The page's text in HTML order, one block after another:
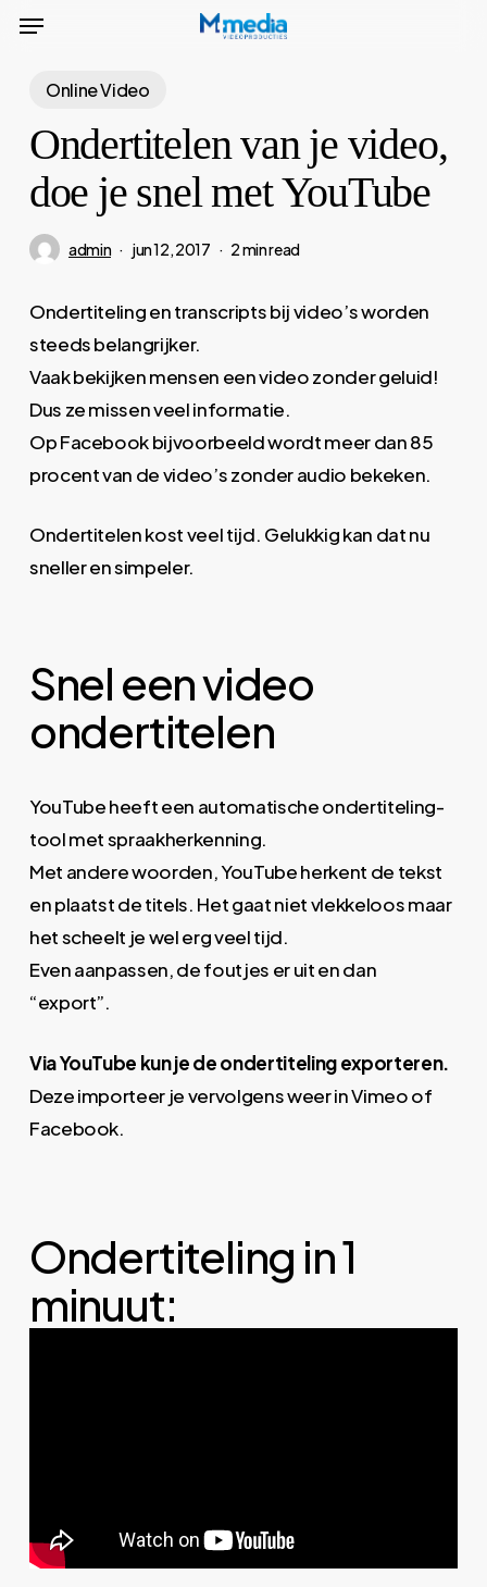
SkipMenu
Online Video
Ondertitelen van je video,
doe je snel met YouTube
admin jun 12, 2017 2 min read
Ondertiteling en transcripts bij video’s worden
steeds belangrijker.
Vaak bekijken mensen een video zonder geluid!
Dus ze missen veel informatie.
Op Facebook bijvoorbeeld wordt meer dan 85
procent van de video’s zonder audio bekeken.
Ondertitelen kost veel tijd. Gelukkig kan dat nu
sneller en simpeler.
Snel een video
ondertitelen
YouTube heeft een automatische ondertiteling-
tool met spraakherkenning.
Met andere woorden, YouTube herkent de tekst
en plaatst de titels. Het gaat niet vlekkeloos maar
het scheelt je wel erg veel tijd.
Even aanpassen, de foutjes er uit en dan
“export”.
Via YouTube kun je de ondertiteling exporteren.
Deze importeer je vervolgens weer in Vimeo of
Facebook.
Ondertiteling in 1
minuut: